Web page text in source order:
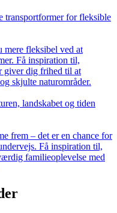
transportformer for fleksible
mere fleksibel ved at
Få inspiration til,
giver dig frihed til at
skjulte naturområder.
landskabet og tiden
frem – det er en chance for
Få inspiration til,
familieoplevelse med